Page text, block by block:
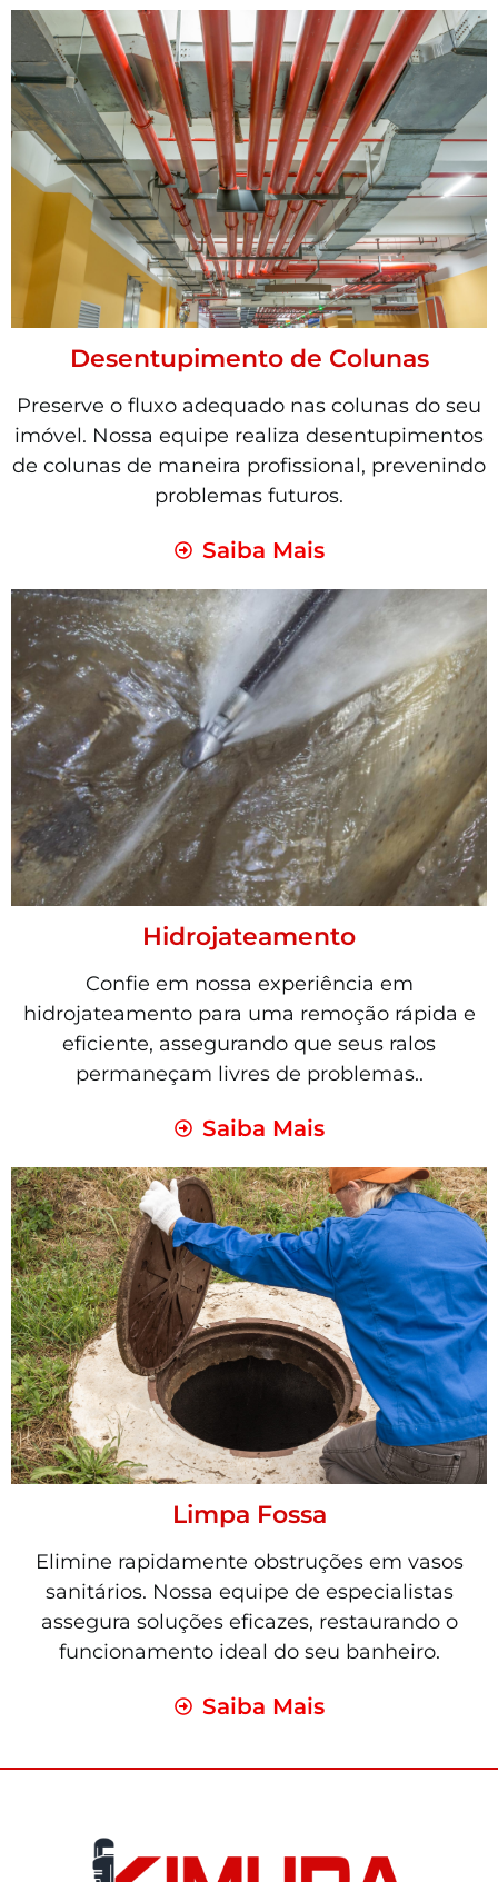
Desentupimento de Colunas
Preserve o fluxo adequado nas colunas do seu
imóvel. Nossa equipe realiza desentupimentos
de colunas de maneira profissional, prevenindo
problemas futuros.
Saiba Mais
Hidrojateamento
Confie em nossa experiência em
hidrojateamento para uma remoção rápida e
eficiente, assegurando que seus ralos
permaneçam livres de problemas..
Saiba Mais
Limpa Fossa
Elimine rapidamente obstruções em vasos
sanitários. Nossa equipe de especialistas
assegura soluções eficazes, restaurando o
funcionamento ideal do seu banheiro.
Saiba Mais